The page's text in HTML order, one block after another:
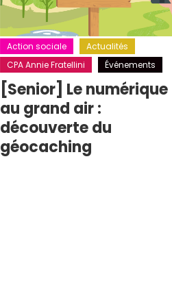
Action sociale
Actualités
CPA Annie Fratellini
Événements
[Senior] Le numérique
au grand air :
découverte du
géocaching